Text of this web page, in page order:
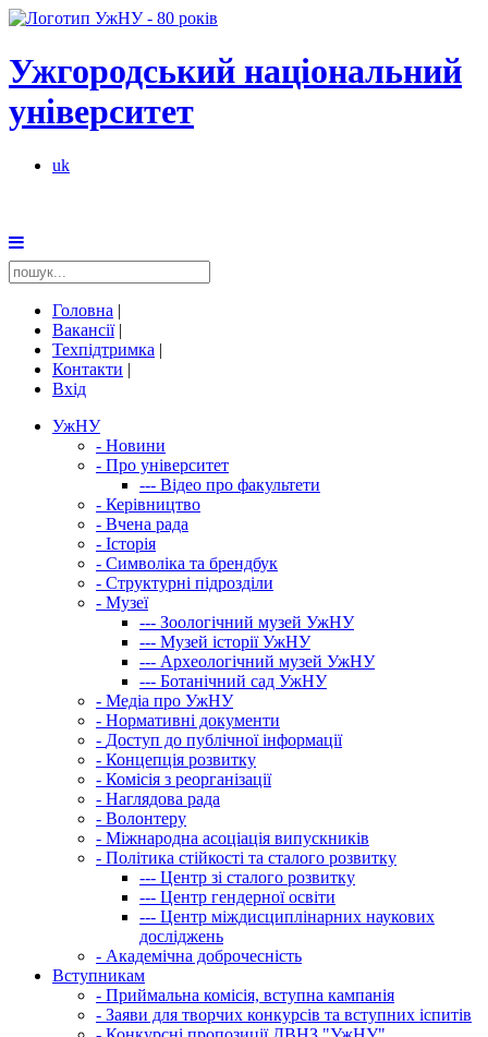
Ужгородський національний
університет
uk
Головна |
Вакансії|
Техпідтримка |
Контакти |
Вхід
УжНУ
- Новини
- Про університет
--- Відео про факультети
- Керівництво
- Вчена рада
- Історія
- Символіка та брендбук
- Структурні підрозділи
- Музеї
--- Зоологічний музей УжНУ
--- Музей історії УжНУ
--- Археологічний музей УжНУ
--- Ботанічний сад УжНУ
- Медіа про УжНУ
- Нормативні документи
- Доступ до публічної інформації
- Концепція розвитку
- Комісія з реорганізації
- Наглядова рада
- Волонтеру
- Міжнародна асоціація випускників
- Політика стійкості та сталого розвитку
--- Центр зі сталого розвитку
--- Центр гендерної освіти
--- Центр міждисциплінарних наукових
досліджень
- Академічна доброчесність
Вступникам
- Приймальна комісія, вступна кампанія
- Заяви для творчих конкурсів та вступних іспитів